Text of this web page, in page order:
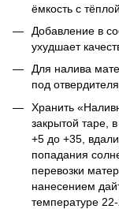
ёмкость с
Добавление в
ухудшает
Для налива
под
Хранить
закрытой таре,
+5 до +35,
попадания
перевозки
нанесением
температуре 22-